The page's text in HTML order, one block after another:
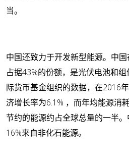
当。
中国还致力于开发新型能源。中
占据43%的份额，是光伏电池和
际货币基金组织的数据，在2016
济增长率为6.1% ，而年均能源消
节约的能源约占全球总量的一半
16%来自非化石能源。